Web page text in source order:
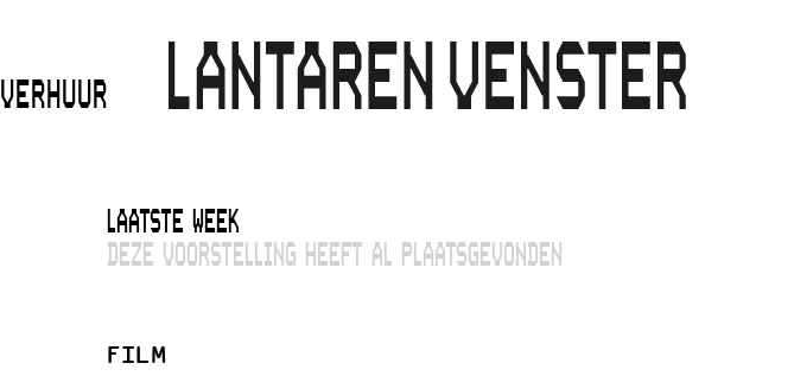
VERHUUR
LAATSTE WEEK
DEZE VOORSTELLING HEEFT AL PLAATSGEVONDEN
FILM